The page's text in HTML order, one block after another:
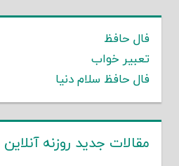
فال حافظ
تعبیر خواب
فال حافظ سلام دنیا
مقالات جدید روزنه آنلاین